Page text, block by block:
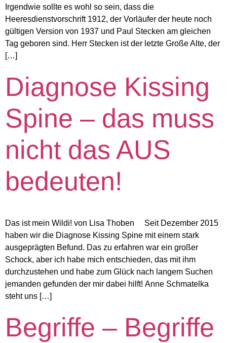
Irgendwie sollte es wohl so sein, dass die
Heeresdienstvorschrift 1912, der Vorläufer der heute noch
gültigen Version von 1937 und Paul Stecken am gleichen
Tag geboren sind. Herr Stecken ist der letzte Große Alte, der
[…]
Diagnose Kissing
Spine – das muss
nicht das AUS
bedeuten!
Das ist mein Wildi! von Lisa Thoben Seit Dezember 2015
haben wir die Diagnose Kissing Spine mit einem stark
ausgeprägten Befund. Das zu erfahren war ein großer
Schock, aber ich habe mich entschieden, das mit ihm
durchzustehen und habe zum Glück nach langem Suchen
jemanden gefunden der mir dabei hilft! Anne Schmatelka
steht uns […]
Begriffe – Begriffe